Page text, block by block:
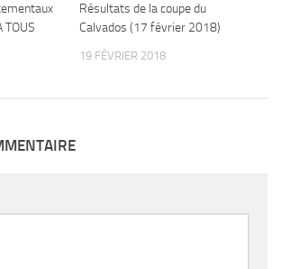
TOUS
Résultats de la coupe du
Calvados (17 février 2018)
19 FÉVRIER 2018